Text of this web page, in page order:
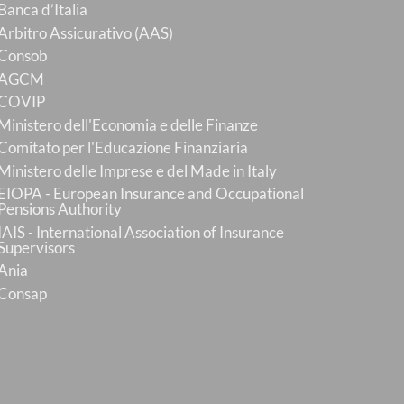
d’Italia
Assicurativo (AAS)
dell'Economia e delle Finanze
per l'Educazione Finanziaria
delle Imprese e del Made in Italy
- European Insurance and Occupational
Authority
IAIS - International Association of Insurance